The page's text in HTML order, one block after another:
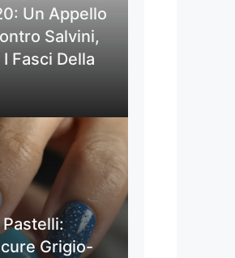
Un Appello
Salvini,
Fasci Della
Grigio-